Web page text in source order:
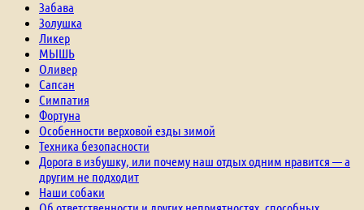
Забава
Золушка
Ликер
МЫШЬ
Оливер
Сапсан
Симпатия
Фортуна
Особенности верховой езды зимой
Техника безопасности
Дорога в избушку, или почему наш отдых одним нравится — а
другим не подходит
Наши собаки